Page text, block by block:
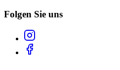
Folgen Sie uns